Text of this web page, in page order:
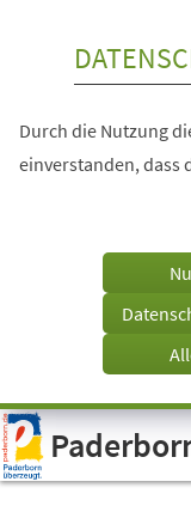
Visuelle
Assistenzsoftware
öffnen.
Durch die Nutzung
einverstanden, dass